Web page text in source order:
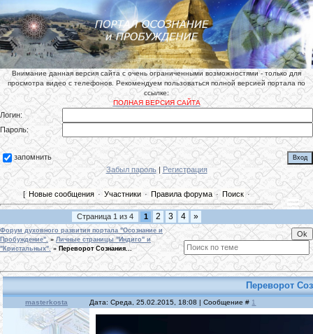
Внимание данная версия сайта с очень ограниченными возможностями - только для
просмотра видео с телефонов. Рекомендуем пользоваться полной версией портала по
ссылке:
ПОЛНАЯ ВЕРСИЯ САЙТА
Логин:
Пароль:
запомнить
Забыл пароль| Регистрация
[ Новые сообщения · Участники · Правила форума · Поиск·
Страница 1 из 4 1 2 3 4 »
Форум духовного развития портала "Осознание и
Пробуждение". » Личные страницы "Индиго" и
"Кристальных". » Переворот Сознания...
Переворот
masterkosta Дата: Среда, 25.02.2015, 18:08 | Сообщение # 1